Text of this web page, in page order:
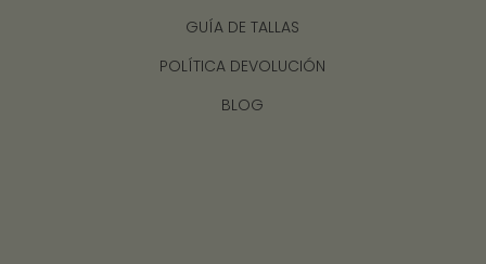
GUÍA DE TALLAS
POLÍTICA DEVOLUCIÓN
BLOG